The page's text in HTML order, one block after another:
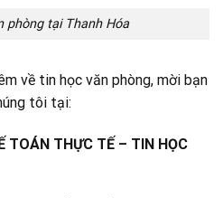
phòng tại Thanh Hóa
về tin học văn phòng, mời bạn
tôi tại:
TOÁN THỰC TẾ – TIN HỌC